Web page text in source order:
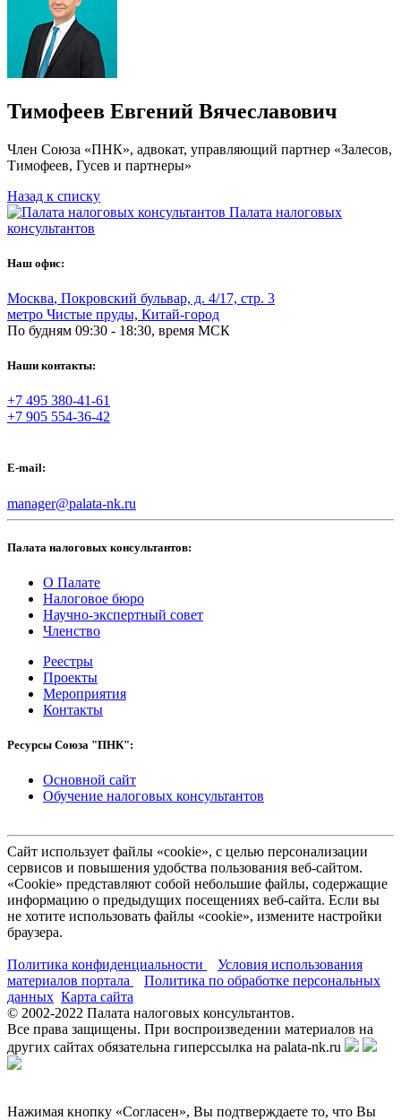
Тимофеев Евгений Вячеславович
Член Союза «ПНК», адвокат, управляющий партнер «Залесов,
Тимофеев, Гусев и партнеры»
Назад к списку
Палата налоговых
консультантов
Наш офис:
Москва, Покровский бульвар, д. 4/17, стр. 3
метро Чистые пруды, Китай-город
По будням 09:30 - 18:30, время МСК
Наши контакты:
+7 495 380-41-61
+7 905 554-36-42
E-mail:
manager@palata-nk.ru
Палата налоговых консультантов:
О Палате
Налоговое бюро
Научно-экспертный совет
Членство
Реестры
Проекты
Мероприятия
Контакты
Ресурсы Союза "ПНК":
Основной сайт
Обучение налоговых консультантов
Сайт использует файлы «cookie», с целью персонализации
сервисов и повышения удобства пользования веб-сайтом.
«Cookie» представляют собой небольшие файлы, содержащие
информацию о предыдущих посещениях веб-сайта. Если вы
не хотите использовать файлы «cookie», измените настройки
браузера.
Политика конфиденциальности
Условия использования
материалов портала
Политика по обработке персональных
данных Карта сайта
© 2002-2022 Палата налоговых консультантов.
Все права защищены. При воспроизведении материалов на
других сайтах обязательна гиперссылка на palata-nk.ru
Нажимая кнопку «Согласен», Вы подтверждаете то, что Вы